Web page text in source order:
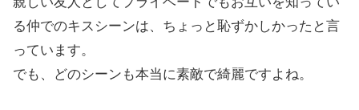
る仲でのキスシーンは、ちょっと恥ずかしかったと言
っています。
でも、どのシーンも本当に素敵で綺麗ですよね。